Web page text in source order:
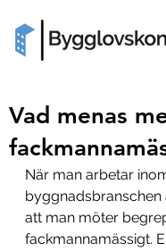
Vad menas
När man arbetar
byggnadsbranschen
att man möter
fackmannamässigt.